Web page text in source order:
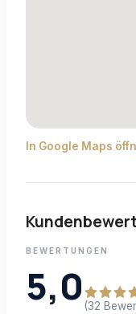
In Google Maps
BEWERTUNGEN
5,0 (32